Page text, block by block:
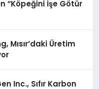
“Köpeğini İşe Götür
Mısır’daki Üretim
Inc., Sıfır Karbon